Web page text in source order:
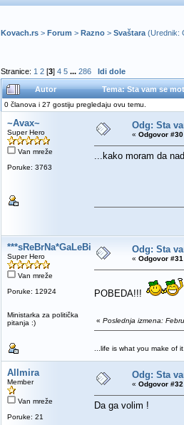
Kovach.rs> Forum > Razno> Svaštara(Urednik:
Stranice: 1 2[3] 4 5 ... 286 Idi dole
Autor Tema: Sta vam se
0 članova i 27 gostiju pregledaju ovu temu.
~Avax~
Super Hero
Van mreže
Poruke: 3763
Odg: Sta
« Odgovor
...kako moram da
***sReBrNa*GaLeBiCa***
Super Hero
Van mreže
Poruke: 12924
Ministarka za politička
pitanja :)
Odg: Sta
« Odgovor
POBEDA!!!
« Poslednja izmena:
...life is what you make of
Allmira
Member
Van mreže
Poruke: 21
Odg: Sta
« Odgovor
Da ga volim !